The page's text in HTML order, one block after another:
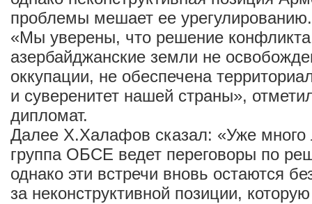
проблемы мешает ее урегулированию.
«Мы уверены, что решение
азербайджанские земли не
оккупации, не обеспечена
и суверенитет нашей страны»,
дипломат.
Далее Х.Халафов сказал: «Уже много
группа ОБСЕ ведет переговоры по
однако эти встречи вновь остаются
за неконструктивной позиции,